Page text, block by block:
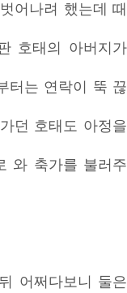
어나려 했는데 때
호태의 아버지가
터는 연락이 뚝 끊
던 호태도 아정을
와 축가를 불러주
어쩌다보니 둘은